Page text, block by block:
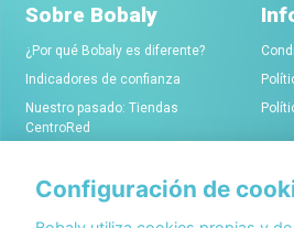
Sobre Bobaly
¿Por qué Bobaly es diferente?
Indicadores de confianza
Nuestro pasado: Tiendas
CentroRed
Comerciantes
Alta de tiendas online
Configuración de